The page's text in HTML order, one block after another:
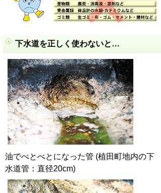
下水道を正しく使わないと…
油でべとべとになった管 (植田町地内の下
水道管：直径20cm)